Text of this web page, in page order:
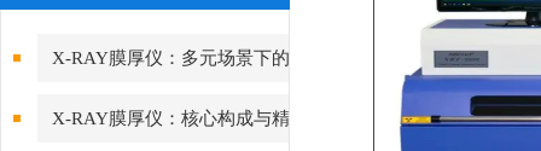
X-RAY膜厚仪：多元场景下的
精准检测边界
X-RAY膜厚仪：核心构成与精